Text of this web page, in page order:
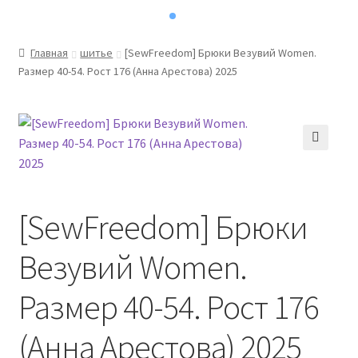
Главная шитье
[SewFreedom] Брюки Везувий Women.
Размер 40-54. Рост 176 (Анна Арестова) 2025
[SewFreedom] Брюки
Везувий Women.
Размер 40-54. Рост 176
(Анна Арестова) 2025